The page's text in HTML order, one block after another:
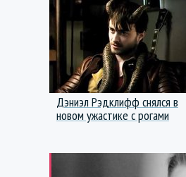
Дэниэл Рэдклифф снялся в
новом ужастике с рогами